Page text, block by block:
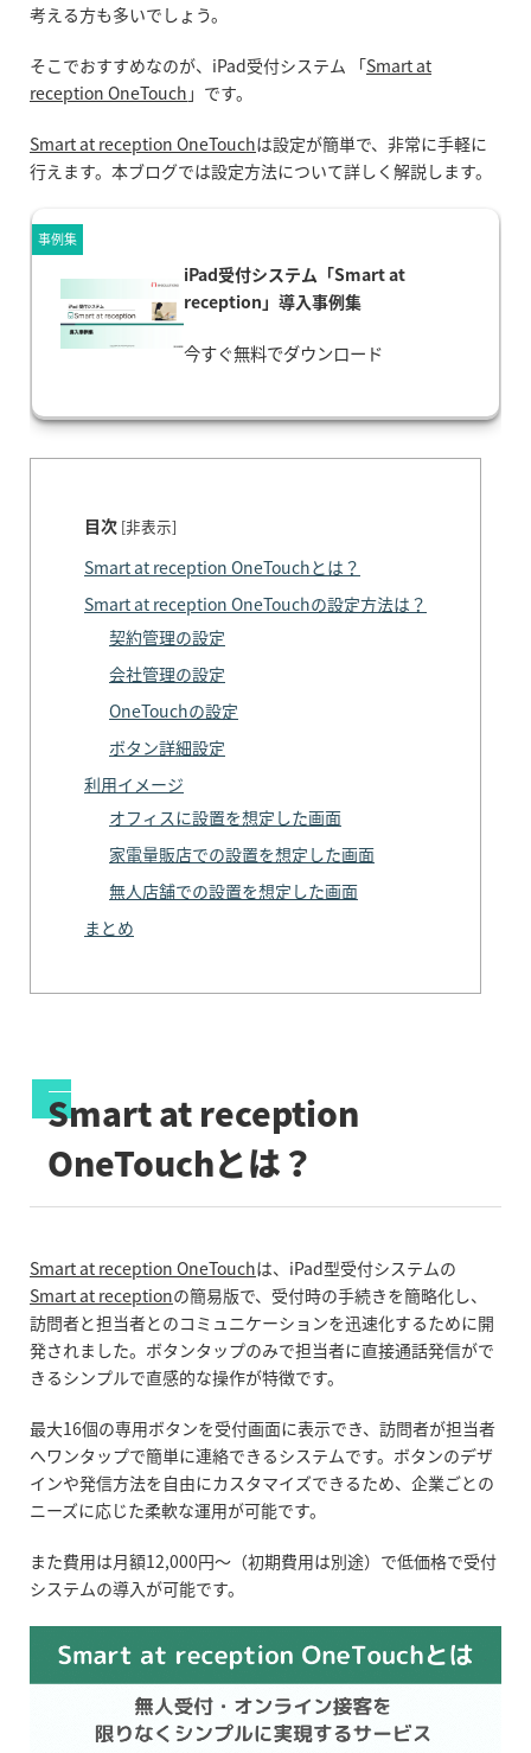
考える方も多いでしょう。
そこでおすすめなのが、iPad受付システム 「Smart at
reception OneTouch 」です。
Smart at reception OneTouchは設定が簡単で、非常に手軽に
行えます。本ブログでは設定方法について詳しく解説します。
iPad受付システム「Smart at
reception」導入事例集
事例集
今すぐ無料でダウンロード
目次 [非表示]
Smart at reception OneTouchとは？
Smart at reception OneTouchの設定方法は？
契約管理の設定
会社管理の設定
OneTouchの設定
ボタン詳細設定
利用イメージ
オフィスに設置を想定した画面
家電量販店での設置を想定した画面
無人店舗での設置を想定した画面
まとめ
Smart at reception
OneTouchとは？
Smart at reception OneTouchは、iPad型受付システムの
Smart at receptionの簡易版で、受付時の手続きを簡略化し、
訪問者と担当者とのコミュニケーションを迅速化するために開
発されました。ボタンタップのみで担当者に直接通話発信がで
きるシンプルで直感的な操作が特徴です。
最大16個の専用ボタンを受付画面に表示でき、訪問者が担当者
へワンタップで簡単に連絡できるシステムです。ボタンのデザ
インや発信方法を自由にカスタマイズできるため、企業ごとの
ニーズに応じた柔軟な運用が可能です。
また費用は月額12,000円〜（初期費用は別途）で低価格で受付
システムの導入が可能です。